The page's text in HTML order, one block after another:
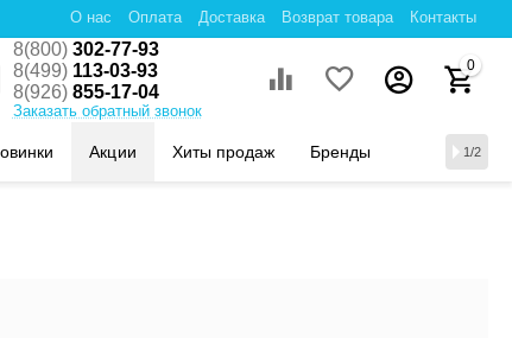
О нас Оплата Доставка Возврат товара Контакты
8(800)302-77-93
8(499)113-03-93
8(926)855-17-04
Заказать обратный звонок
0
Акции Хиты продаж Бренды 1/2